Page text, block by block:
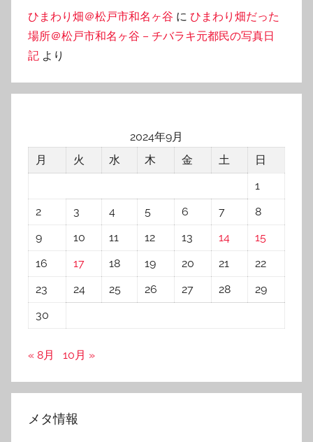
ひまわり畑＠松戸市和名ヶ谷 に ひまわり畑だった
場所＠松戸市和名ヶ谷 – チバラキ元都民の写真日
記 より
2024年9月
月
火 水 木 金 土
日
1
2
3 4 5 6 7
8
9
10 11 12 13 14
15
16
17 18 19 20 21
22
23
24 25 26 27 28
29
30
« 8月 10月 »
メタ情報